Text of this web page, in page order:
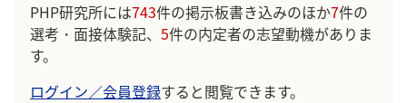
PHP研究所には743件の掲示板書き込みのほか7件の
選考・面接体験記、 5件の内定者の志望動機がありま
す。
ログイン／会員登録すると閲覧できます。